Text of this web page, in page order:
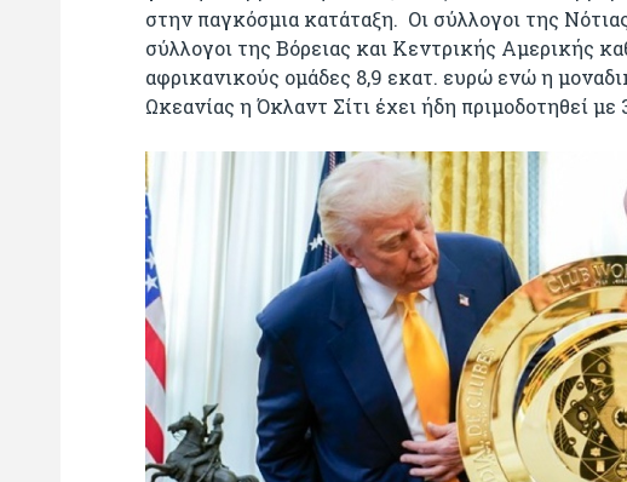
στην παγκόσμια κατάταξη. Οι σύλλογοι της
σύλλογοι της Βόρειας και Κεντρικής Αμερικής
αφρικανικούς ομάδες 8,9 εκατ. ευρώ ενώ η
Ωκεανίας η Όκλαντ Σίτι έχει ήδη πριμοδοτηθεί